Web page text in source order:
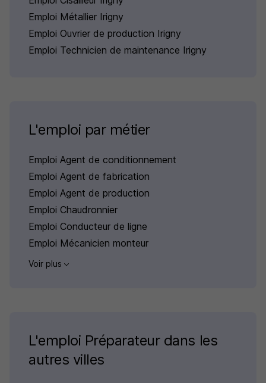
Emploi Métallier Irigny
Emploi Ouvrier de production Irigny
Emploi Technicien de maintenance Irigny
L'emploi par métier
Emploi Agent de conditionnement
Emploi Agent de fabrication
Emploi Agent de production
Emploi Chaudronnier
Emploi Conducteur de ligne
Emploi Mécanicien monteur
Voir plus
L'emploi Préparateur dans les
autres villes